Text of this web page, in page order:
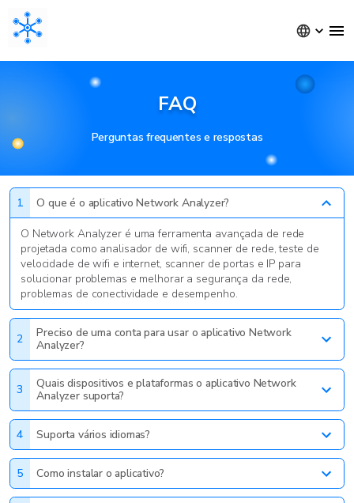
FAQ
Perguntas frequentes e respostas
1 O que é o aplicativo Network Analyzer?
O Network Analyzer é uma ferramenta avançada de rede
projetada como analisador de wifi, scanner de rede, teste de
velocidade de wifi e internet, scanner de portas e IP para
solucionar problemas e melhorar a segurança da rede,
problemas de conectividade e desempenho.
2
Preciso de uma conta para usar o aplicativo Network
Analyzer?
3
Quais dispositivos e plataformas o aplicativo Network
Analyzer suporta?
4 Suporta vários idiomas?
5 Como instalar o aplicativo?